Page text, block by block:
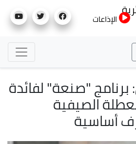
إلى
الإذاعات
"صنعة" لفائدة
الصيفية
أساسية